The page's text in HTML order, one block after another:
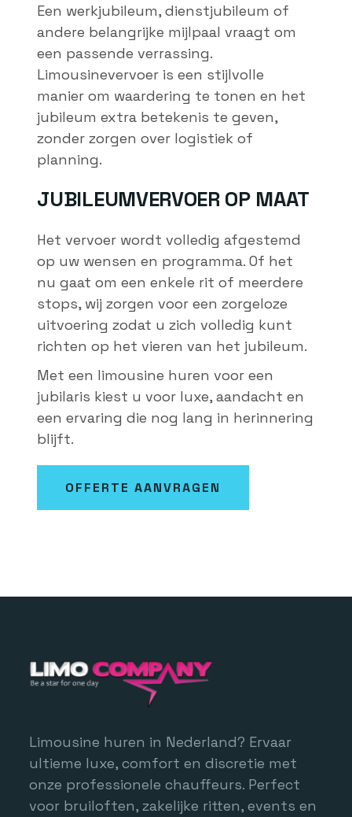
Een werkjubileum, dienstjubileum of
andere belangrijke mijlpaal vraagt om
een passende verrassing.
Limousinevervoer is een stijlvolle
manier om waardering te tonen en het
jubileum extra betekenis te geven,
zonder zorgen over logistiek of
planning.
JUBILEUMVERVOER OP MAAT
Het vervoer wordt volledig afgestemd
op uw wensen en programma. Of het
nu gaat om een enkele rit of meerdere
stops, wij zorgen voor een zorgeloze
uitvoering zodat u zich volledig kunt
richten op het vieren van het jubileum.
Met een limousine huren voor een
jubilaris kiest u voor luxe, aandacht en
een ervaring die nog lang in herinnering
blijft.
OFFERTE AANVRAGEN
Limousine huren in Nederland? Ervaar
ultieme luxe, comfort en discretie met
onze professionele chauffeurs. Perfect
voor bruiloften, zakelijke ritten, events en